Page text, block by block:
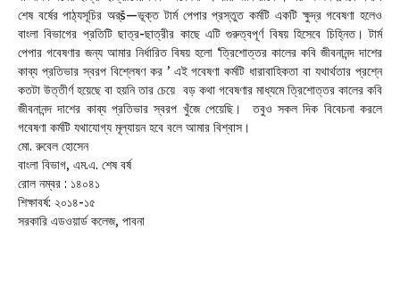
শেষ বর্ষের পাঠ্যসূচির অর্š—ভূক্ত টার্ম পেপার প্রস্তুত কর্মটি একটি ক্ষুদ্র গবেষণা হলেও
বাংলা বিভাগের প্রতিটি ছাত্র-ছাত্রীর কাছে এটি গুরুত্বপূর্ণ বিষয় হিসেবে চিহ্নিত। টার্ম
পেপার গবেষণার জন্য আমার নির্ধারিত বিষয় হলো ‘ত্রিশোত্তর কালের কবি জীবনানন্দ দাশের
কাব্য প্রতিভার স্বরপ বিশ্লেষণ কর ’ এই গবেষণা কর্মটি ধারাবাহিকতা বা যথার্থতার প্রশ্নে
কতটা উত্তীর্ণ হয়েছে বা হয়নি তার চেয়ে বড় কথা গবেষণার মাধ্যমে ত্রিশোত্তর কালের কবি
জীবনানন্দ দাশের কাব্য প্রতিভার স্বরপ খুঁজে পেয়েছি। তবুও সকল দিক বিবেচনা করলে
গবেষণা কর্মটি যথাযোগ্য মূল্যায়ন হবে বলে আমার বিশ্বাস।
মো. রুবেল হোসেন
বাংলা বিভাগ, এম.এ. শেষ বর্ষ
রোল নম্বর : ১৪০৪১
শিক্ষাবর্ষ: ২০১৪-১৫
সরকারি এডওয়ার্ড কলেজ, পাবনা